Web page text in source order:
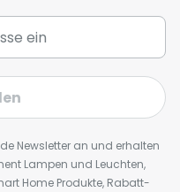
Newsletter an und erhalten
Lampen und Leuchten,
Home Produkte, Rabatt-